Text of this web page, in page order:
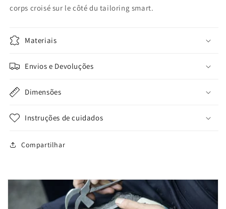
corps croisé sur le côté du tailoring smart.
Materiais
Envios e Devoluções
Dimensões
Instruções de cuidados
Compartilhar